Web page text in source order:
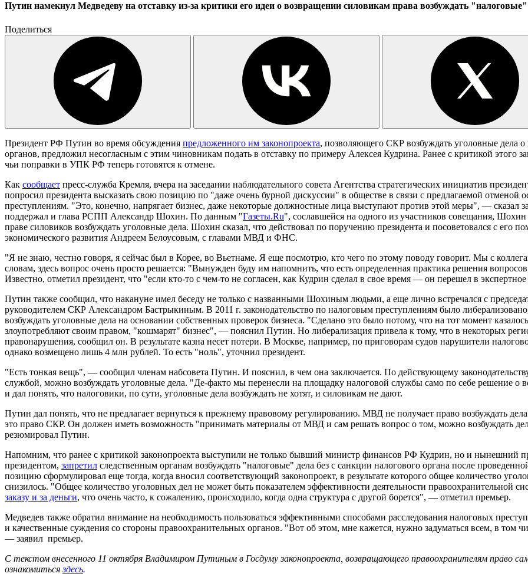
Путин намекнул Медведеву на отставку из-за критики его идеи о возвращении силовикам права возбуждать
Поделиться
Президент РФ Путин во время обсуждения предложенного им законопроекта, позволяющего СКР возбуждать уголовные дела
органов, предложил несогласным с этим чиновникам подать в отставку по примеру Алексея Кудрина. Ранее с критикой
чьи поправки в УПК РФ теперь готовятся к отмене.
Как сообщает пресс-служба Кремля, вчера на заседании наблюдательного совета Агентства стратегических инициатив
попросил президента высказать свою позицию по "даже очень бурной дискуссии" в обществе в связи с предлагаемой отменой
преступлениям. "Это, конечно, напрягает бизнес, даже некоторые должностные лица выступают против этой меры", — сказал
поддержал и глава РСПП Александр Шохин. По данным "Газеты.Ru", сославшейся на одного из участников совещания,
праве силовиков возбуждать уголовные дела. Шохин сказал, что действовал по поручению президента и посоветовался с
экономического развития Андреем Белоусовым, с главами МВД и ФНС.
"Я не знаю, честно говоря, я сейчас был в Корее, во Вьетнаме. Я еще посмотрю, кто чего по этому поводу говорит. Мы с
словам, здесь вопрос очень просто решается: "Вынужден буду им напомнить, что есть определенная практика решения
Известно, отметил президент, что "если кто-то с чем-то не согласен, как Кудрин сделал в свое время — он перешел в
Путин также сообщил, что накануне имел беседу не только с названными Шохиным людьми, а еще лично встречался с
руководителем СКР Александром Бастрыкиным. В 2011 г. законодательство по налоговым преступлениям было
возбуждать уголовные дела на основании собственных проверок бизнеса. "Сделано это было потому, что на тот момент
злоупотребляют своим правом, "кошмарят" бизнес", — пояснил Путин. Но либерализация привела к тому, что в некоторых
правонарушения, сообщил он. В результате казна несет потери. В Москве, например, по приговорам судов нарушители
однако возмещено лишь 4 млн рублей. То есть "ноль", уточнил президент.
"Есть тонкая вещь", — сообщил членам набсовета Путин. И пояснил, в чем она заключается. По действующему
службой, можно возбуждать уголовные дела. "Де-факто мы перенесли на площадку налоговой службы само по себе решение о
и дал понять, что налоговики, по сути, уголовные дела возбуждать не хотят, и силовикам не дают.
Путин дал понять, что не предлагает вернуться к прежнему правовому регулированию. МВД не получает право возбуждать
это право СКР. Он должен иметь возможность "принимать материалы от МВД и сам решать вопрос о том, можно возбуждать
резюмировал Путин.
Напомним, что ранее с критикой законопроекта выступили не только бывший министр финансов РФ Кудрин, но и нынешний
президентом, запретил следственным органам возбуждать "налоговые" дела без с санкции налогового органа после
позицию сформулировал еще тогда, когда вносил соответствующий законопроект, в результате которого общее количество
снизилось. "Общее количество уголовных дел не может быть показателем эффективности деятельности правоохранительной
заказу и за деньги, что очень часто, к сожалению, происходило, когда одна структура с другой борется", — отметил премьер.
Медведев также обратил внимание на необходимость пользоваться эффективными способами расследования налоговых
и качественные суждения со стороны правоохранительных органов. "Вот об этом, мне кажется, нужно задуматься всем, в том
— заявил премьер.
С текстом внесенного 11 октября Владимиром Путиным в Госдуму законопроекта, возвращающего правоохранителям право
ознакомитьсяздесь.